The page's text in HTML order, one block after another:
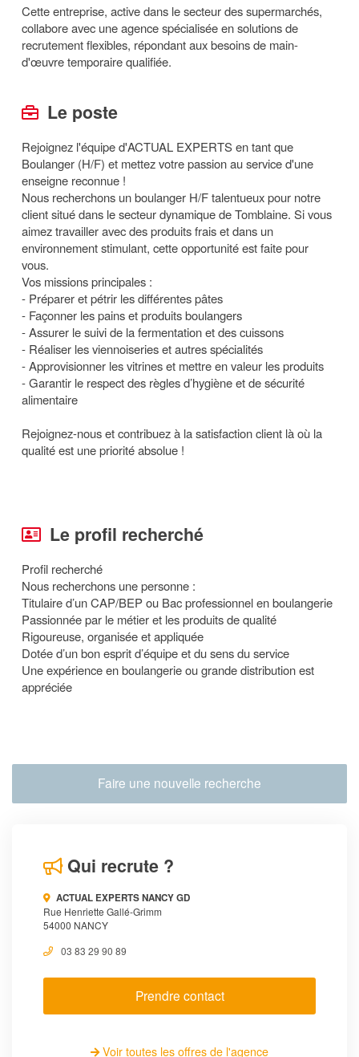
Cette entreprise, active dans le secteur des supermarchés,
collabore avec une agence spécialisée en solutions de
recrutement flexibles, répondant aux besoins de main-
d'œuvre temporaire qualifiée.
Le poste
Rejoignez l'équipe d'ACTUAL EXPERTS en tant que
Boulanger (H/F) et mettez votre passion au service d'une
enseigne reconnue !
Nous recherchons un boulanger H/F talentueux pour notre
client situé dans le secteur dynamique de Tomblaine. Si vous
aimez travailler avec des produits frais et dans un
environnement stimulant, cette opportunité est faite pour
vous.
Vos missions principales :
- Préparer et pétrir les différentes pâtes
- Façonner les pains et produits boulangers
- Assurer le suivi de la fermentation et des cuissons
- Réaliser les viennoiseries et autres spécialités
- Approvisionner les vitrines et mettre en valeur les produits
- Garantir le respect des règles d’hygiène et de sécurité
alimentaire
Rejoignez-nous et contribuez à la satisfaction client là où la
qualité est une priorité absolue !
Le profil recherché
Profil recherché
Nous recherchons une personne :
Titulaire d’un CAP/BEP ou Bac professionnel en boulangerie
Passionnée par le métier et les produits de qualité
Rigoureuse, organisée et appliquée
Dotée d’un bon esprit d’équipe et du sens du service
Une expérience en boulangerie ou grande distribution est
appréciée
Faire une nouvelle recherche
Qui recrute ?
ACTUAL EXPERTS NANCY GD
Rue Henriette Gallé-Grimm
54000 NANCY
03 83 29 90 89
Prendre contact
Voir toutes les offres de l'agence